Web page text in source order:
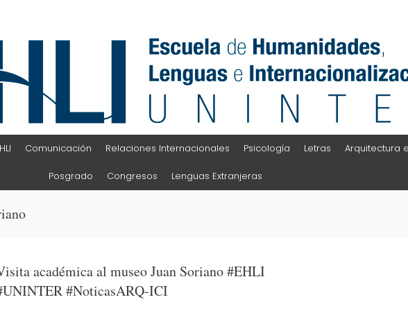
Comunicación Relaciones Internacionales Psicología Letras Arquitectura
Posgrado Congresos Lenguas Extranjeras
académica al museo Juan Soriano #EHLI
#NoticasARQ-ICI